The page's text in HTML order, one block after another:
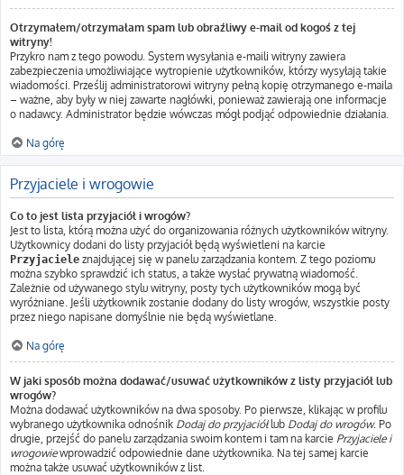
Otrzymałem/otrzymałam spam lub obraźliwy e-mail od kogoś z tej
witryny!
Przykro nam z tego powodu. System wysyłania e-maili witryny zawiera
zabezpieczenia umożliwiające wytropienie użytkowników, którzy wysyłają takie
wiadomości. Prześlij administratorowi witryny pełną kopię otrzymanego e-maila
– ważne, aby były w niej zawarte nagłówki, ponieważ zawierają one informacje
o nadawcy. Administrator będzie wówczas mógł podjąć odpowiednie działania.
Na górę
Przyjaciele i wrogowie
Co to jest lista przyjaciół i wrogów?
Jest to lista, którą można użyć do organizowania różnych użytkowników witryny.
Użytkownicy dodani do listy przyjaciół będą wyświetleni na karcie
Przyjaciele znajdującej się w panelu zarządzania kontem. Z tego poziomu
można szybko sprawdzić ich status, a także wysłać prywatną wiadomość.
Zależnie od używanego stylu witryny, posty tych użytkowników mogą być
wyróżniane. Jeśli użytkownik zostanie dodany do listy wrogów, wszystkie posty
przez niego napisane domyślnie nie będą wyświetlane.
Na górę
W jaki sposób można dodawać/usuwać użytkowników z listy przyjaciół lub
wrogów?
Można dodawać użytkowników na dwa sposoby. Po pierwsze, klikając w profilu
wybranego użytkownika odnośnik Dodaj do przyjaciółlub Dodaj do wrogów. Po
drugie, przejść do panelu zarządzania swoim kontem i tam na karcie Przyjaciele i
wrogowiewprowadzić odpowiednie dane użytkownika. Na tej samej karcie
można także usuwać użytkowników z list.